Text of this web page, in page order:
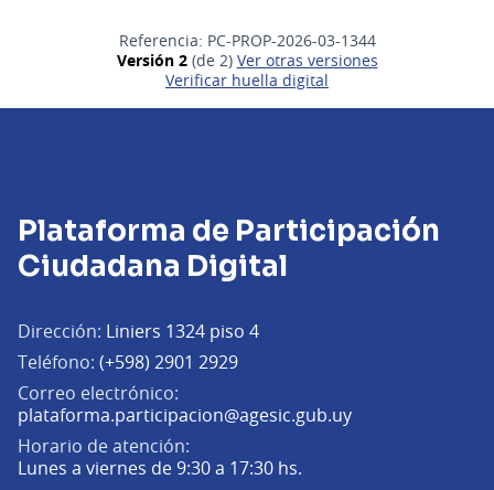
Referencia: PC-PROP-2026-03-1344
Versión 2(de 2)
ver otras versiones
Verificar huella digital
Plataforma de Participación
Ciudadana Digital
Dirección: Liniers 1324 piso 4
Teléfono: (+598) 2901 2929
Correo electrónico:
plataforma.participacion@agesic.gub.uy(Abrir en una
Horario de atención:
Lunes a viernes de 9:30 a 17:30 hs.